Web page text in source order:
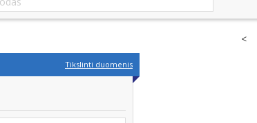
Tikslinti duomenis
<